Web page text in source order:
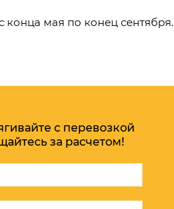
конца мая по конец сентября.
с перевозкой
за расчетом!